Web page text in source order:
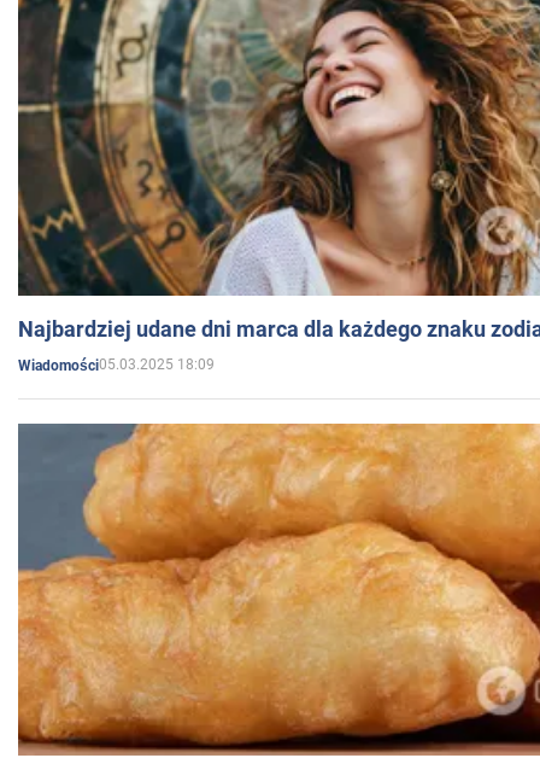
Najbardziej udane dni marca dla każdego znaku
Wiadomości05.03.2025 18:09